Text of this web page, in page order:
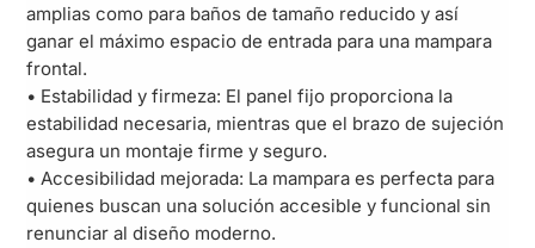
amplias como para baños de tamaño reducido y así
ganar el máximo espacio de entrada para una mampara
frontal.
• Estabilidad y firmeza: El panel fijo proporciona la
estabilidad necesaria, mientras que el brazo de sujeción
asegura un montaje firme y seguro.
• Accesibilidad mejorada: La mampara es perfecta para
quienes buscan una solución accesible y funcional sin
renunciar al diseño moderno.